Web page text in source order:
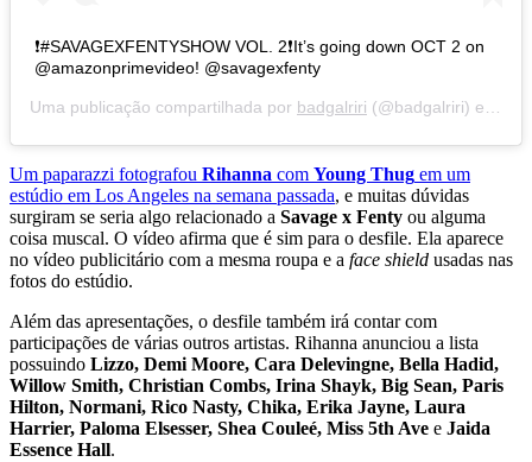
❗️#SAVAGEXFENTYSHOW VOL. 2❗️It’s going down OCT 2 on
@amazonprimevideo! @savagexfenty
Uma publicação compartilhada por badgalriri (@badgalriri) em
Um paparazzi fotografou Rihanna com Young Thug em um
estúdio em Los Angeles na semana passada, e muitas dúvidas
surgiram se seria algo relacionado a Savage x Fenty ou alguma
coisa muscal. O vídeo afirma que é sim para o desfile. Ela aparece
no vídeo publicitário com a mesma roupa e a face shield usadas nas
fotos do estúdio.
Além das apresentações, o desfile também irá contar com
participações de várias outros artistas. Rihanna anunciou a lista
possuindo Lizzo, Demi Moore, Cara Delevingne, Bella Hadid,
Willow Smith, Christian Combs, Irina Shayk, Big Sean, Paris
Hilton, Normani, Rico Nasty, Chika, Erika Jayne, Laura
Harrier, Paloma Elsesser, Shea Couleé, Miss 5th Ave e Jaida
Essence Hall.